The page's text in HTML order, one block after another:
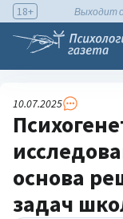
18+ Выходит с
10.07.2025
основа
задач